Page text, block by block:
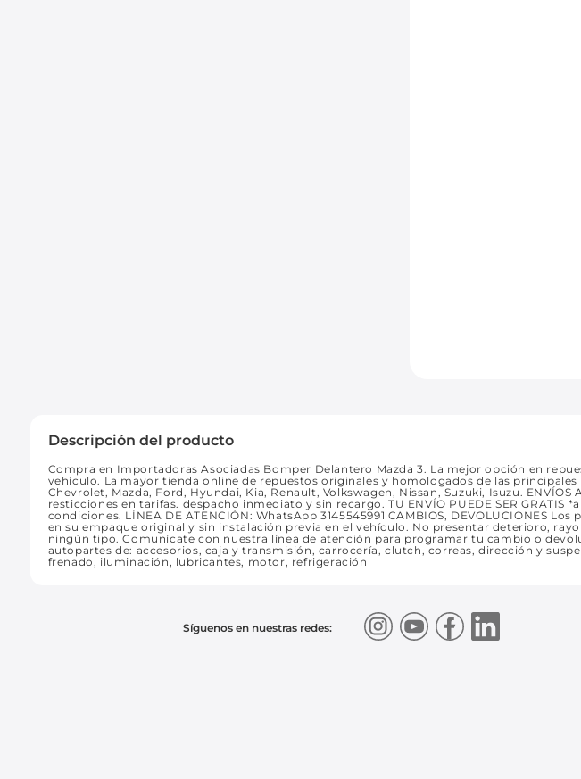
Descripción del producto
Compra en Importadoras Asociadas Bomper Delantero Mazda 3. La mejor opción en
vehículo. La mayor tienda online de repuestos originales y homologados de las principales
Chevrolet, Mazda, Ford, Hyundai, Kia, Renault, Volkswagen, Nissan, Suzuki, Isuzu. ENVÍOS
resticciones en tarifas. despacho inmediato y sin recargo. TU ENVÍO PUEDE SER GRATIS
condiciones. LÍNEA DE ATENCIÓN: WhatsApp 3145545991 CAMBIOS, DEVOLUCIONES
en su empaque original y sin instalación previa en el vehículo. No presentar deterioro,
ningún tipo. Comunícate con nuestra línea de atención para programar tu cambio o
autopartes de: accesorios, caja y transmisión, carrocería, clutch, correas, dirección y
frenado, iluminación, lubricantes, motor, refrigeración
Síguenos en nuestras redes: